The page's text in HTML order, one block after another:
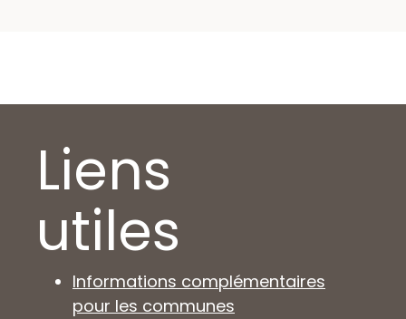
Liens
utiles
Informations complémentaires
pour les communes